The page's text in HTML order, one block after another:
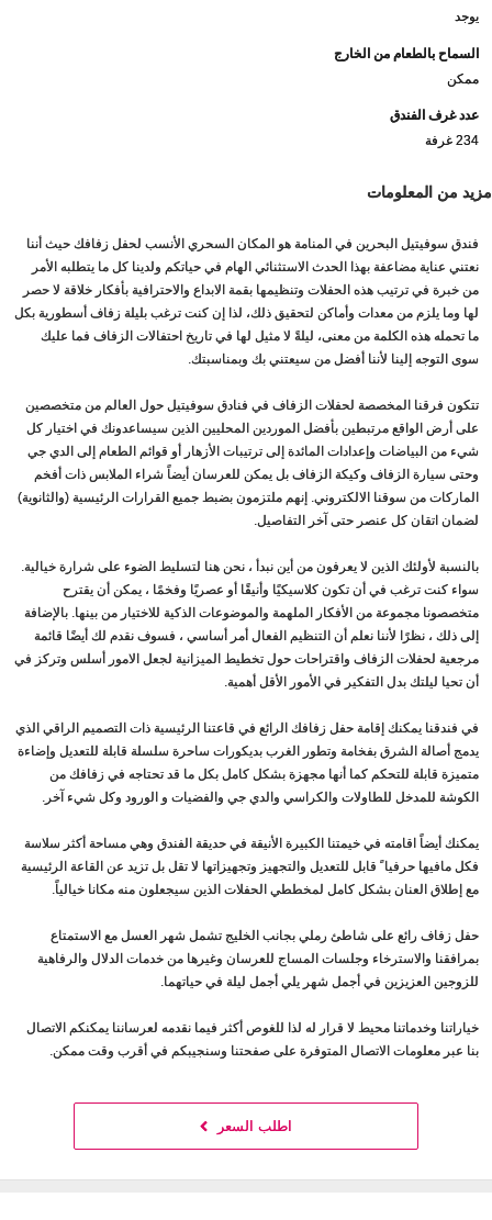
يوجد
السماح بالطعام من الخارج
ممكن
عدد غرف الفندق
234 غرفة
مزيد من المعلومات
فندق سوفيتيل البحرين في المنامة هو المكان السحري الأنسب لحفل زفافك حيث أننا
نعتني عناية مضاعفة بهذا الحدث الاستثنائي الهام في حياتكم ولدينا كل ما يتطلبه الأمر
من خبرة في ترتيب هذه الحفلات وتنظيمها بقمة الابداع والاحترافية بأفكار خلاقة لا حصر
لها وما يلزم من معدات وأماكن لتحقيق ذلك، لذا إن كنت ترغب بليلة زفاف أسطورية بكل
ما تحمله هذه الكلمة من معنى، ليلةً لا مثيل لها في تاريخ احتفالات الزفاف فما عليك
سوى التوجه إلينا لأننا أفضل من سيعتني بك وبمناسبتك.
تتكون فرقنا المخصصة لحفلات الزفاف في فنادق سوفيتيل حول العالم من متخصصين
على أرض الواقع مرتبطين بأفضل الموردين المحليين الذين سيساعدونك في اختيار كل
شيء من البياضات وإعدادات المائدة إلى ترتيبات الأزهار أو قوائم الطعام إلى الدي جي
وحتى سيارة الزفاف وكيكة الزفاف بل يمكن للعرسان أيضاً شراء الملابس ذات أفخم
الماركات من سوقنا الالكتروني. إنهم ملتزمون بضبط جميع القرارات الرئيسية (والثانوية)
لضمان اتقان كل عنصر حتى آخر التفاصيل.
بالنسبة لأولئك الذين لا يعرفون من أين نبدأ ، نحن هنا لتسليط الضوء على شرارة خيالية.
سواء كنت ترغب في أن تكون كلاسيكيًا وأنيقًا أو عصريًا وفخمًا ، يمكن أن يقترح
متخصصونا مجموعة من الأفكار الملهمة والموضوعات الذكية للاختيار من بينها. بالإضافة
إلى ذلك ، نظرًا لأننا نعلم أن التنظيم الفعال أمر أساسي ، فسوف نقدم لك أيضًا قائمة
مرجعية لحفلات الزفاف واقتراحات حول تخطيط الميزانية لجعل الامور أسلس وتركز في
أن تحيا ليلتك بدل التفكير في الأمور الأقل أهمية.
في فندقنا يمكنك إقامة حفل زفافك الرائع في قاعتنا الرئيسية ذات التصميم الراقي الذي
يدمج أصالة الشرق بفخامة وتطور الغرب بديكورات ساحرة سلسلة قابلة للتعديل وإضاءة
متميزة قابلة للتحكم كما أنها مجهزة بشكل كامل بكل ما قد تحتاجه في زفافك من
الكوشة للمدخل للطاولات والكراسي والدي جي والفضيات و الورود وكل شيء آخر.
يمكنك أيضاً اقامته في خيمتنا الكبيرة الأنيقة في حديقة الفندق وهي مساحة أكثر سلاسة
فكل مافيها حرفيا ً قابل للتعديل والتجهيز وتجهيزاتها لا تقل بل تزيد عن القاعة الرئيسية
مع إطلاق العنان بشكل كامل لمخططي الحفلات الذين سيجعلون منه مكانا خيالياً.
حفل زفاف رائع على شاطئ رملي بجانب الخليج تشمل شهر العسل مع الاستمتاع
بمرافقنا والاسترخاء وجلسات المساج للعرسان وغيرها من خدمات الدلال والرفاهية
للزوجين العزيزين في أجمل شهر يلي أجمل ليلة في حياتهما.
خياراتنا وخدماتنا محيط لا قرار له لذا للغوص أكثر فيما نقدمه لعرساننا يمكنكم الاتصال
بنا عبر معلومات الاتصال المتوفرة على صفحتنا وسنجيبكم في أقرب وقت ممكن.
اطلب السعر